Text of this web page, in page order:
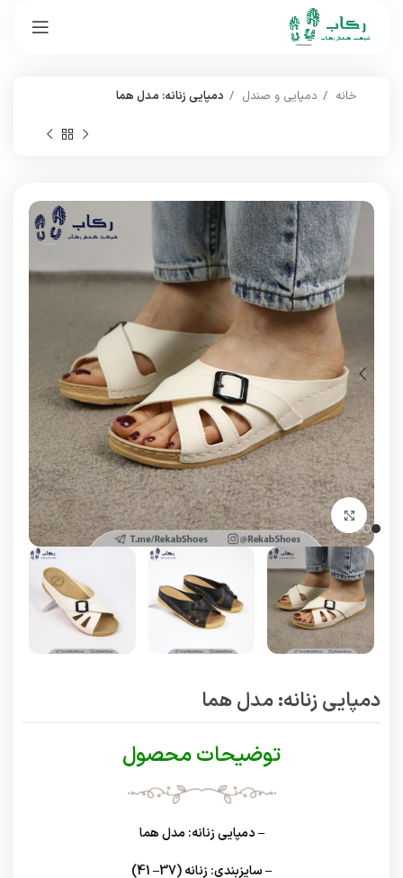
خانه دمپایی و صندل دمپایی زنانه: مدل هما
برای بزرگنمایی کلیک کنید
دمپایی زنانه: مدل هما
توضیحات محصول
– دمپایی زنانه: مدل هما
– سایزبندی: زنانه (37– 41)